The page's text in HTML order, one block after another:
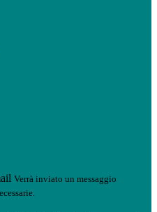
Verrà inviato un messaggio